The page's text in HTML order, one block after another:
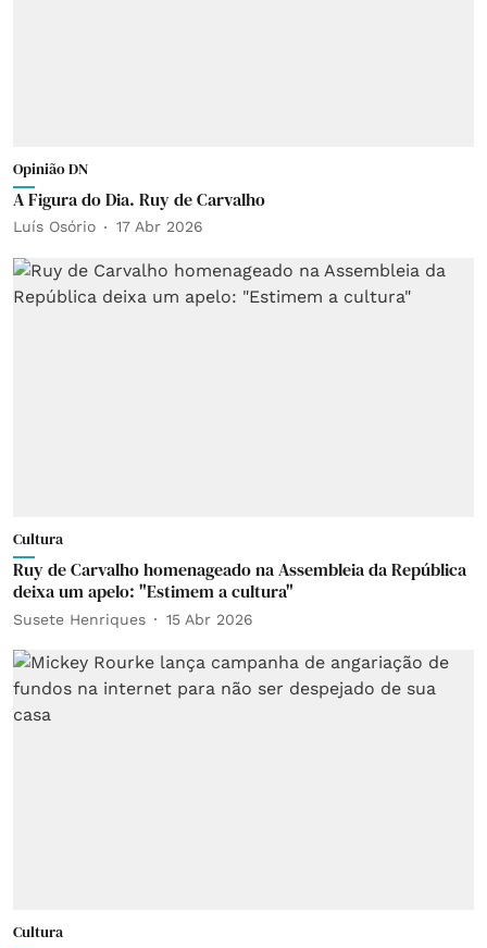
Opinião DN
A Figura do Dia. Ruy de Carvalho
Luís Osório 17 Abr 2026
Cultura
Ruy de Carvalho homenageado na Assembleia da República
deixa um apelo: "Estimem a cultura"
Susete Henriques 15 Abr 2026
Cultura